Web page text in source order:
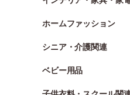
ホームファッション
シニア・介護関連
ベビー用品